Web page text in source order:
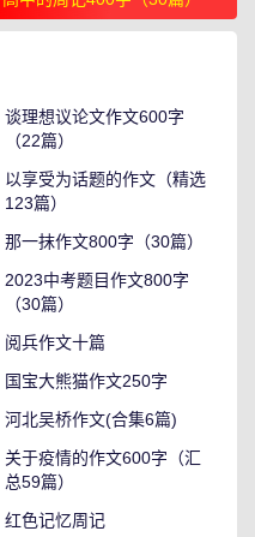
谈理想议论文作文600字
（22篇）
以享受为话题的作文（精选
123篇）
那一抹作文800字（30篇）
2023中考题目作文800字
（30篇）
阅兵作文十篇
国宝大熊猫作文250字
河北吴桥作文(合集6篇)
关于疫情的作文600字（汇
总59篇）
红色记忆周记